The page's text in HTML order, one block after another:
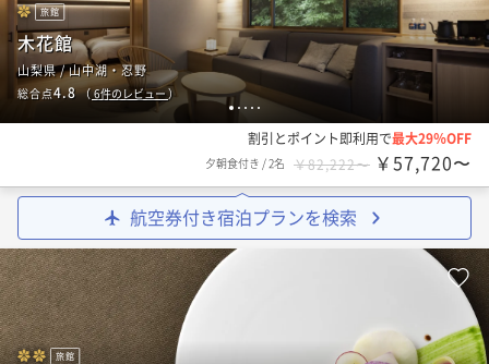
1 2 3 4 5
旅館
木花館
山梨県 / 山中湖・忍野
総合点4.8（6件のレビュー）
割引とポイント即利用で最大29％OFF
夕朝食付き /2名 ￥82,222〜 ￥57,720〜
航空券付き宿泊プランを検索
旅館